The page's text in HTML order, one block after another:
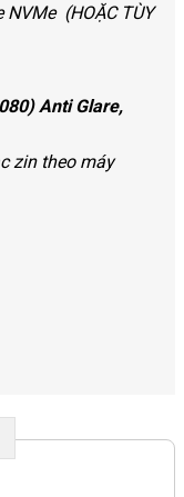
(HOẶC TÙY
Anti Glare,
zin theo máy